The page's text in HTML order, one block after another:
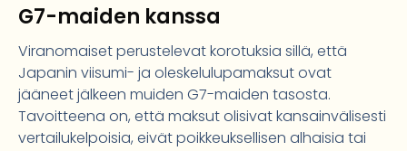
G7-maiden kanssa
Viranomaiset perustelevat korotuksia sillä, että
Japanin viisumi- ja oleskelulupamaksut ovat
jääneet jälkeen muiden G7-maiden tasosta.
Tavoitteena on, että maksut olisivat kansainvälisesti
vertailukelpoisia, eivät poikkeuksellisen alhaisia tai